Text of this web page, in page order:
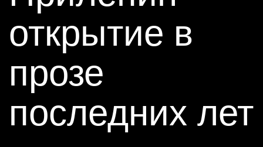
открытие в
прозе
последних лет